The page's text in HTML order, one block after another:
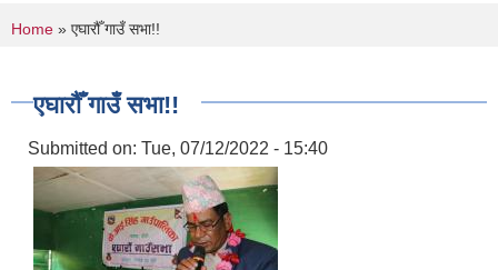
You are here
Home » एघारौँ गाउँ सभा!!
एघारौँ गाउँ सभा!!
Submitted on: Tue, 07/12/2022 - 15:40